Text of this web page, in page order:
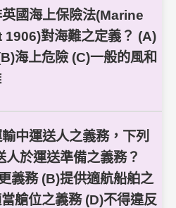
國海上保險法(Marine
對海難之定義？ (A)
海上危險 (C)一般的風和
中運送人之義務，下列
人於運送準備之義務？
義務 (B)提供適航船舶之
艙位之義務 (D)不得違反